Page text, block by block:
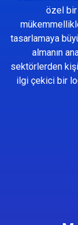
özel bir
tasarlamaya
almanın
sektörlerden
ilgi çekici bir